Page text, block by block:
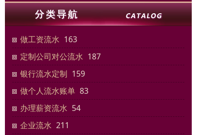
做工资流水 163
定制公司对公流水 187
银行流水定制 159
做个人流水账单 83
办理薪资流水 54
企业流水 211